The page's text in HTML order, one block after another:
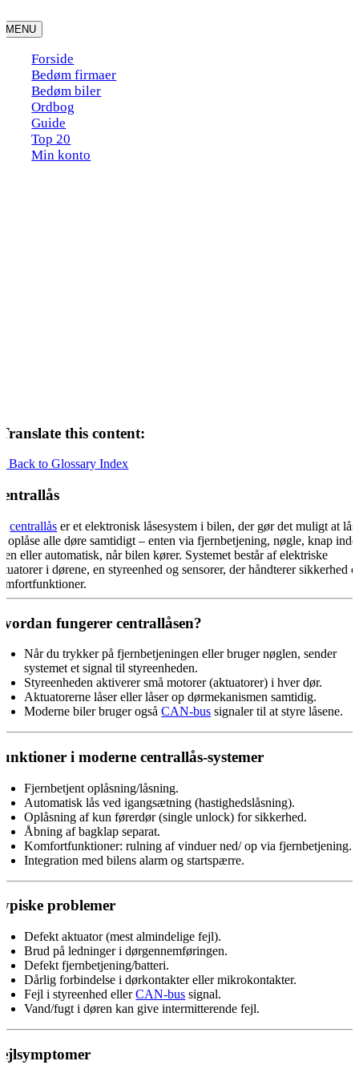
to
content
MENU
Forside
Bedøm firmaer
Bedøm biler
Ordbog
Guide
Top 20
Min konto
Translate this content:
« Back to Glossary Index
centrallås er et elektronisk låsesystem i bilen, der gør det muligt at
oplåse alle døre samtidigt – enten via fjernbetjening, nøgle, knap
eller automatisk, når bilen kører. Systemet består af elektriske
i dørene, en styreenhed og sensorer, der håndterer sikkerhed
fungerer centrallåsen?
Når du trykker på fjernbetjeningen eller bruger nøglen, sender
systemet et signal til styreenheden.
Styreenheden aktiverer små motorer (aktuatorer) i hver dør.
Aktuatorerne låser eller låser op dørmekanismen samtidig.
Moderne biler bruger ogsåCAN-bus signaler til at styre låsene.
i moderne centrallås-systemer
Fjernbetjent oplåsning/låsning.
Automatisk lås ved igangsætning (hastighedslåsning).
Oplåsning af kun førerdør (single unlock) for sikkerhed.
Åbning af bagklap separat.
Komfortfunktioner: rulning af vinduer ned/ op via fjernbetjening.
Integration med bilens alarm og startspærre.
problemer
Defekt aktuator (mest almindelige fejl).
Brud på ledninger i dørgennemføringen.
Defekt fjernbetjening/batteri.
Dårlig forbindelse i dørkontakter eller mikrokontakter.
Fejl i styreenhed ellerCAN-bus signal.
Vand/fugt i døren kan give intermitterende fejl.